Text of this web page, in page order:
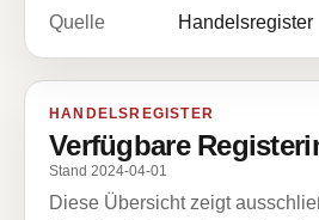
Quelle
Handelsregister
HANDELSREGISTER
Verfügbare
Stand 2024-04-01
Diese Übersicht zeigt